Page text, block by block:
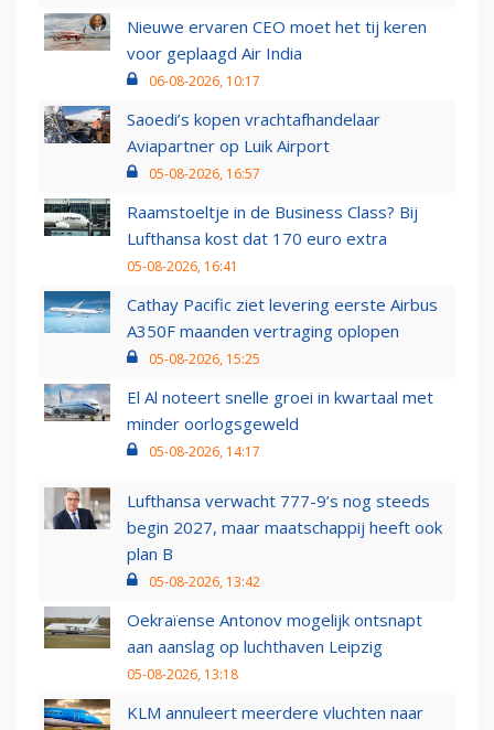
Nieuwe ervaren CEO moet het tij keren
voor geplaagd Air India
06-08-2026, 10:17
Saoedi’s kopen vrachtafhandelaar
Aviapartner op Luik Airport
05-08-2026, 16:57
Raamstoeltje in de Business Class? Bij
Lufthansa kost dat 170 euro extra
05-08-2026, 16:41
Cathay Pacific ziet levering eerste Airbus
A350F maanden vertraging oplopen
05-08-2026, 15:25
El Al noteert snelle groei in kwartaal met
minder oorlogsgeweld
05-08-2026, 14:17
Lufthansa verwacht 777-9’s nog steeds
begin 2027, maar maatschappij heeft ook
plan B
05-08-2026, 13:42
Oekraïense Antonov mogelijk ontsnapt
aan aanslag op luchthaven Leipzig
05-08-2026, 13:18
KLM annuleert meerdere vluchten naar